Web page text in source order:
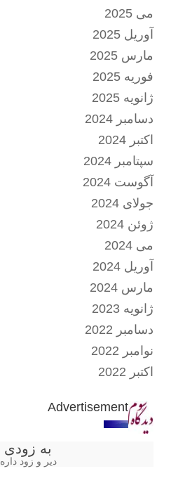
می 2025
آوریل 2025
مارس 2025
فوریه 2025
ژانویه 2025
دسامبر 2024
اکتبر 2024
سپتامبر 2024
آگوست 2024
جولای 2024
ژوئن 2024
می 2024
آوریل 2024
مارس 2024
ژانویه 2023
دسامبر 2022
نوامبر 2022
اکتبر 2022
Advertisement
به زودی
دیر و زود داره